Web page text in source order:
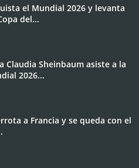
el Mundial 2026 y levanta
del...
Claudia Sheinbaum asiste a la
2026...
a Francia y se queda con el